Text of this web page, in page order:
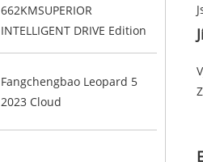
662KMSUPERIOR
INTELLIGENT DRIVE Edition
Fangchengbao Leopard 5
2023 Cloud